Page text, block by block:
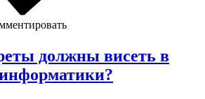
должны висеть в